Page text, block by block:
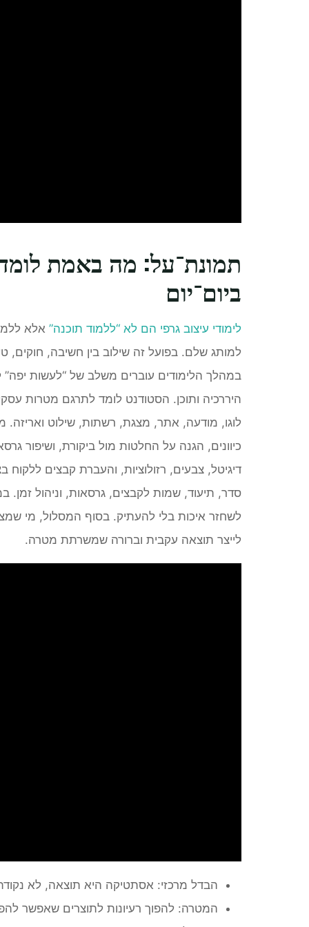
תמונת־על: מה באמת
ביום־יום
לימודי עיצוב גרפי הם לא “ללמוד תוכנה” אלא
למותג שלם. בפועל זה שילוב בין חשיבה, חוקים,
במהלך הלימודים עוברים משלב של “לעשות
היררכיה ותוכן. הסטודנט לומד לתרגם מטרות
לוגו, מודעה, אתר, מצגת, רשתות, שילוט
כיוונים, הגנה על החלטות מול ביקורת, ושיפור
דיגיטל, צבעים, רזולוציות, והעברת קבצים
סדר, תיעוד, שמות לקבצים, גרסאות, וניהול זמן.
לשחזר איכות בלי להעתיק. בסוף המסלול, מי
לייצר תוצאה עקבית וברורה שמשרתת מטרה.
הבדל מרכזי: אסתטיקה היא תוצאה, לא
המטרה: להפוך רעיונות לתוצרים שאפשר